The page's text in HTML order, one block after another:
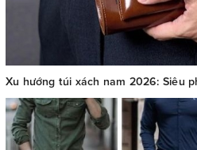
Xu hướng túi xách nam 2026: Siêu